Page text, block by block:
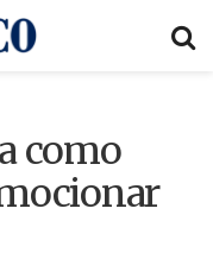
como